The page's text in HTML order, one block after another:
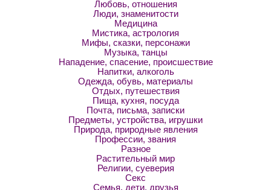
Любовь, отношения
Люди, знаменитости
Медицина
Мистика, астрология
Мифы, сказки, персонажи
Музыка, танцы
Нападение, спасение, происшествие
Напитки, алкоголь
Одежда, обувь, материалы
Отдых, путешествия
Пища, кухня, посуда
Почта, письма, записки
Предметы, устройства, игрушки
Природа, природные явления
Профессии, звания
Разное
Растительный мир
Религии, суеверия
Секс
Семья, дети, друзья